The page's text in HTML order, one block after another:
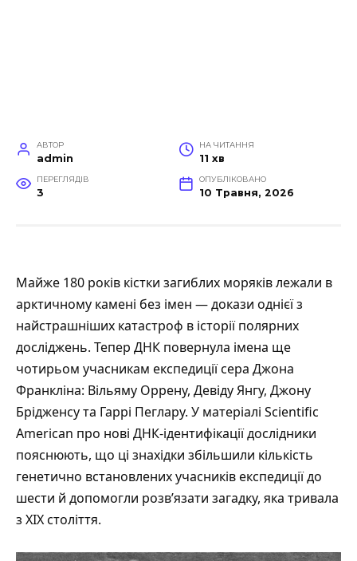
АВТОР
admin
НА ЧИТАННЯ
11 хв
ПЕРЕГЛЯДІВ
3
ОПУБЛІКОВАНО
10 Травня, 2026
Майже 180 років кістки загиблих моряків лежали в
арктичному камені без імен — докази однієї з
найстрашніших катастроф в історії полярних
досліджень. Тепер ДНК повернула імена ще
чотирьом учасникам експедиції сера Джона
Франкліна: Вільяму Оррену, Девіду Янгу, Джону
Брідженсу та Гаррі Пеглару. У матеріалі Scientific
American про нові ДНК-ідентифікаціїдослідники
пояснюють, що ці знахідки збільшили кількість
генетично встановлених учасників експедиції до
шести й допомогли розв’язати загадку, яка тривала
з XIX століття.